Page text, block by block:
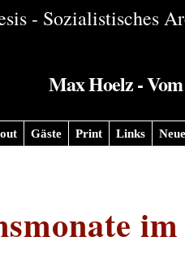
- Sozialistisches
Max Hoelz -
Gäste Print Links